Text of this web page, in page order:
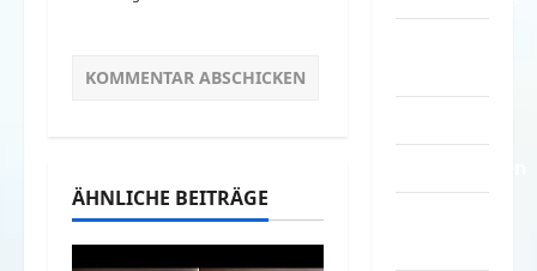
ÄHNLICHE BEITRÄGE